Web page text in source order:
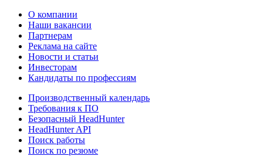
О компании
Наши вакансии
Партнерам
Реклама на сайте
Новости и статьи
Инвесторам
Кандидаты по профессиям
Производственный календарь
Требования к ПО
Безопасный HeadHunter
HeadHunter API
Поиск работы
Поиск по резюме